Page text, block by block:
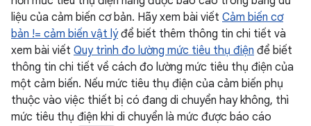
liệu của cảm biến cơ bản. Hãy xem bài viết Cảm biến cơ
bản != cảm biến vật lýđể biết thêm thông tin chi tiết và
xem bài viết Quy trình đo lường mức tiêu thụ điện để biết
thông tin chi tiết về cách đo lường mức tiêu thụ điện của
một cảm biến. Nếu mức tiêu thụ điện của cảm biến phụ
thuộc vào việc thiết bị có đang di chuyển hay không, thì
mức tiêu thụ điện khi di chuyển là mức được báo cáo